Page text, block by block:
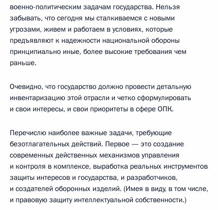
военно-политическим задачам государства. Нельзя
забывать, что сегодня мы сталкиваемся с новыми
угрозами, живем и работаем в условиях, которые
предъявляют к надежности национальной обороны
принципиально иные, более высокие требования чем
раньше.
Очевидно, что государство должно провести детальную
инвентаризацию этой отрасли и четко сформулировать
и свои интересы, и свои приоритеты в сфере ОПК.
Перечислю наиболее важные задачи, требующие
безотлагательных действий. Первое — это создание
современных действенных механизмов управления
и контроля в комплексе, выработка реальных инструментов
защиты интересов и государства, и разработчиков,
и создателей оборонных изделий. (Имея в виду, в том числе,
и правовую защиту интеллектуальной собственности.)